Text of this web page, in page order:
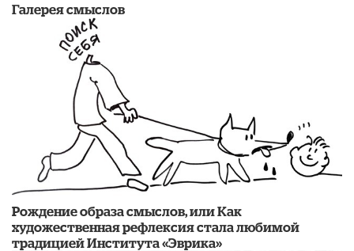
Галерея смыслов
Рождение образа смыслов, или Как
художественная рефлексия стала любимой
традицией Института «Эврика»